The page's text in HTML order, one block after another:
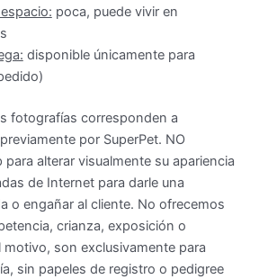
poca, puede vivir en
disponible únicamente para
fotografías corresponden a
por SuperPet. NO
alterar visualmente su apariencia
de Internet para darle una
o engañar al cliente. No ofrecemos
crianza, exposición o
son exclusivamente para
sin papeles de registro o pedigree